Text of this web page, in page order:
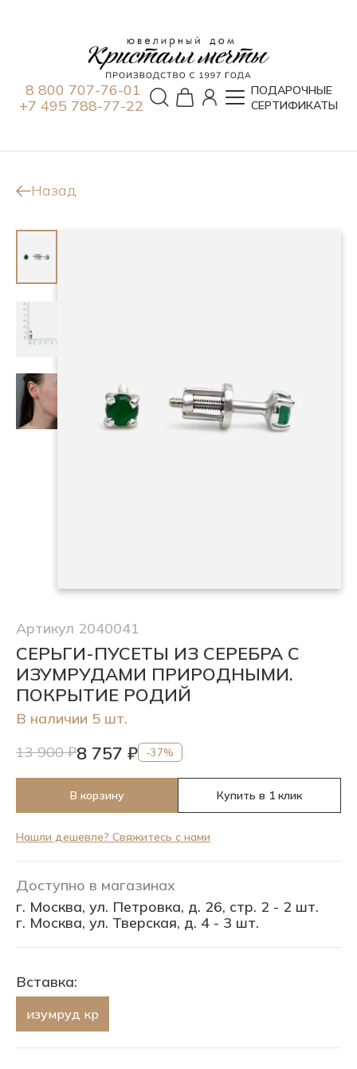
8 800 707-76-01
+7 495 788-77-22
ПОДАРОЧНЫЕ
СЕРТИФИКАТЫ
Назад
Артикул 2040041
СЕРЬГИ-ПУСЕТЫ ИЗ СЕРЕБРА С
ИЗУМРУДАМИ ПРИРОДНЫМИ.
ПОКРЫТИЕ РОДИЙ
В наличии 5 шт.
13 900 ₽8 757 ₽ -37%
В корзину Купить в 1 клик
Нашли дешевле? Свяжитесь с нами
Доступно в магазинах
г. Москва, ул. Петровка, д. 26, стр. 2 - 2 шт.
г. Москва, ул. Тверская, д. 4 - 3 шт.
Вставка:
изумруд кр